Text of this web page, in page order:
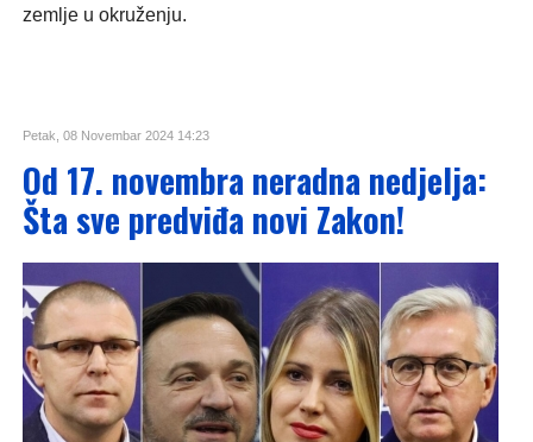
zemlje u okruženju.
Petak, 08 Novembar 2024 14:23
Od 17. novembra neradna nedjelja:
Šta sve predviđa novi Zakon!